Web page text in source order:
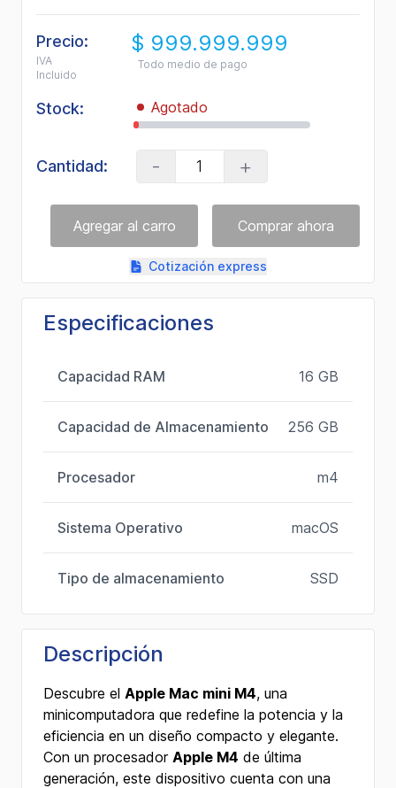
misma
página.
Precio:
IVA
Incluido
$ 999.999.999
Todo medio de pago
Stock: Agotado
Cantidad: - +
Cotización express
Especificaciones
Capacidad RAM 16 GB
Capacidad de Almacenamiento 256 GB
Procesador m4
Sistema Operativo macOS
Tipo de almacenamiento SSD
Descripción
Descubre el Apple Mac mini M4, una
minicomputadora que redefine la potencia y la
eficiencia en un diseño compacto y elegante.
Con un procesador Apple M4 de última
generación, este dispositivo cuenta con una